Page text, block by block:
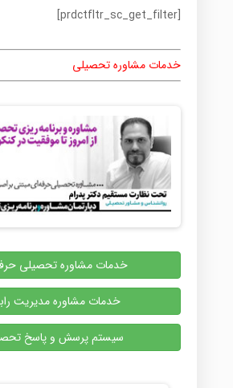
[prdctfltr_sc_get_filter]
خدمات مشاوره تحصیلی
خدمات مشاوره تحصیلی
خدمات مشاوره مدیریت
سیستم پرسش و پاسخ